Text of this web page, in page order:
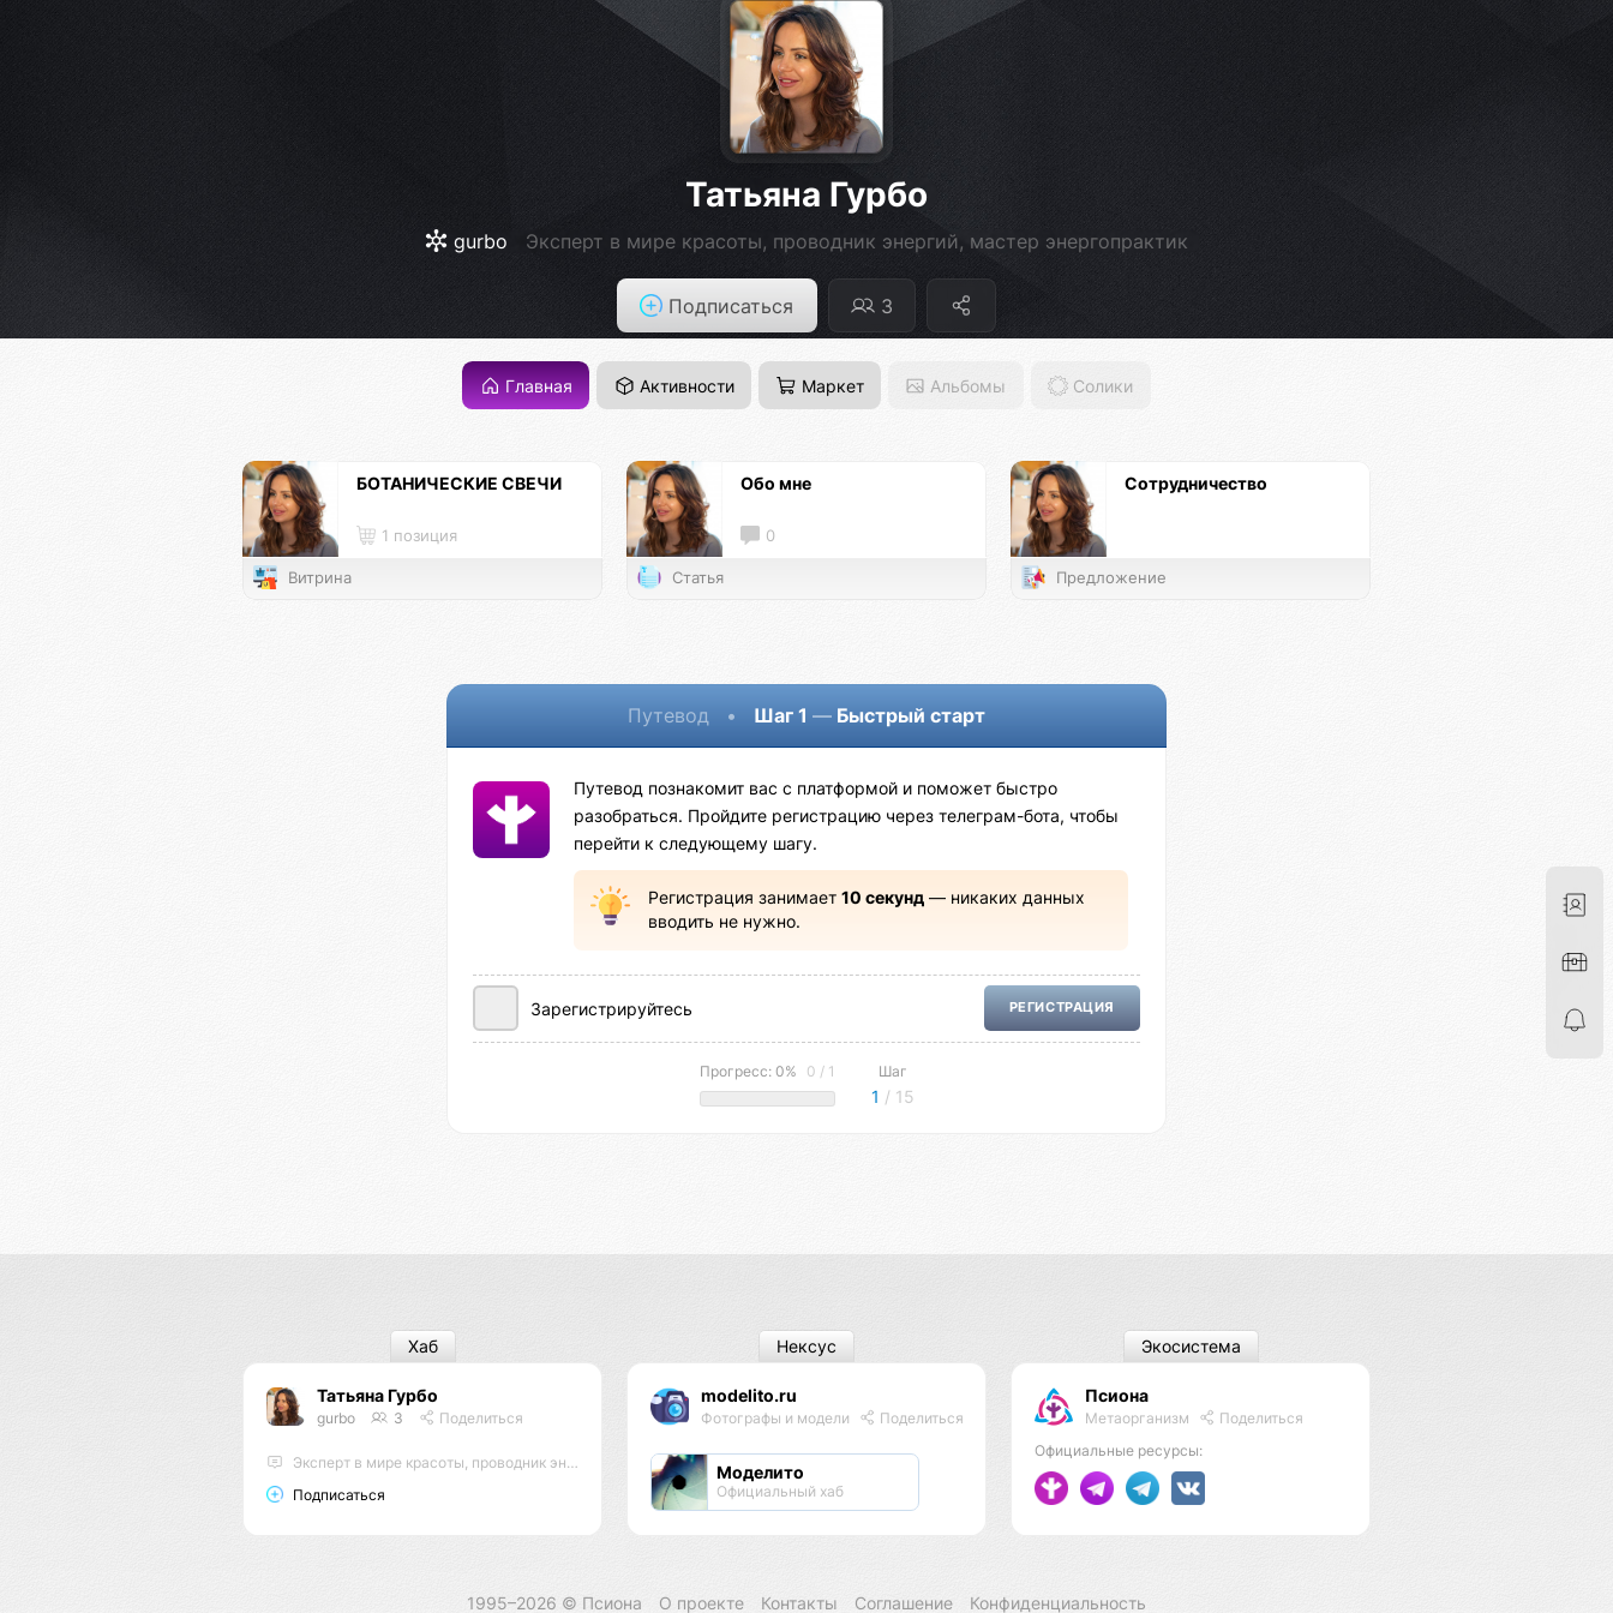
Татьяна Гурбо
gurbo Эксперт в мире красоты, проводник энергий, мастер энергопрактик
Подписаться 3
Главная Активности Маркет Альбомы Солики
БОТАНИЧЕСКИЕ СВЕЧИ
1 позиция
Витрина
Обо мне
0
Статья
Сотрудничество
Предложение
Путевод • Шаг 1 — Быстрый старт
Путевод познакомит вас с платформой и поможет быстро
разобраться. Пройдите регистрацию через телеграм-бота, чтобы
перейти к следующему шагу.
Регистрация занимает 10 секунд— никаких данных
вводить не нужно.
Зарегистрируйтесь РЕГИСТРАЦИЯ
Прогресс: 0% 0 / 1 Шаг
1 / 15
Татьяна Гурбо
gurbo 3 Поделиться
Эксперт в мире красоты, проводник энергий, мастер энергопрактик
Подписаться
Хаб
modelito.ru
Фотографы и модели Поделиться
Моделито
Официальный хаб
Нексус
Псиона
Метаорганизм
Поделиться
Официальные ресурсы:
Экосистема
1995–2026 © Псиона О проекте Контакты Соглашение Конфиденциальность